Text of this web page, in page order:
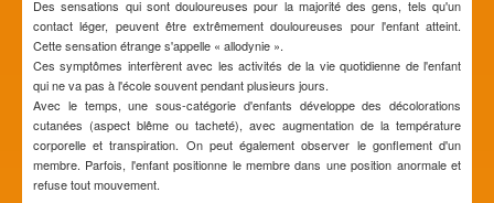
Des sensations qui sont douloureuses pour la majorité des gens, tels qu'un
contact léger, peuvent être extrêmement douloureuses pour l'enfant atteint.
Cette sensation étrange s'appelle « allodynie ».
Ces symptômes interfèrent avec les activités de la vie quotidienne de l'enfant
qui ne va pas à l'école souvent pendant plusieurs jours.
Avec le temps, une sous-catégorie d'enfants développe des décolorations
cutanées (aspect blême ou tacheté), avec augmentation de la température
corporelle et transpiration. On peut également observer le gonflement d'un
membre. Parfois, l'enfant positionne le membre dans une position anormale et
refuse tout mouvement.